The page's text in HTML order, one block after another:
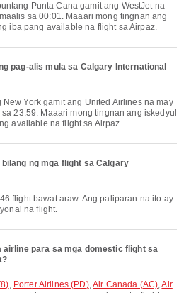
sa 00:01. Maaari mong tingnan ang
iba pang available na flight sa Airpaz.
pag-alis mula sa Calgary International
23:59. Maaari mong tingnan ang iskedyul
available na flight sa Airpaz.
ng mga flight sa Calgary
na flight.
airline para sa mga domestic flight sa
, Porter Airlines (PD),Air Canada (AC),Air